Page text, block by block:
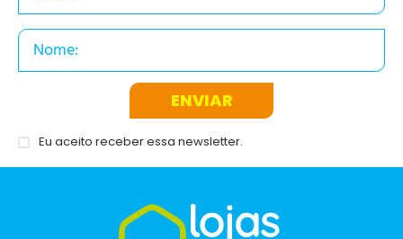
ENVIAR
Eu aceito receber essa newsletter.